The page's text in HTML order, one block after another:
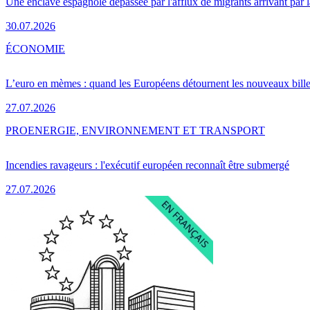
30.07.2026
L’euro en mèmes : quand les Européens détournent les nouveaux
27.07.2026
ÉCONOMIE
Incendies ravageurs : l'exécutif européen reconnaît être submergé
27.07.2026
PROENERGIE, ENVIRONNEMENT ET TRANSPORT